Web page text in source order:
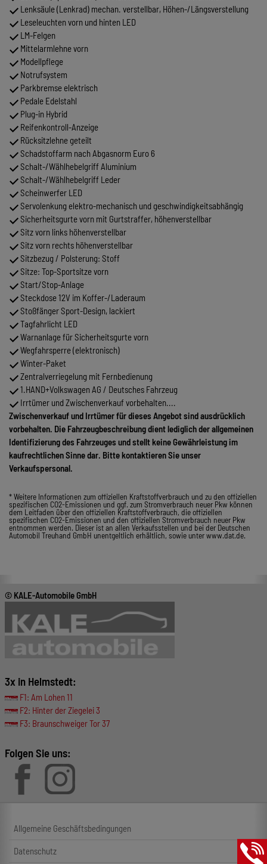
Lenksäule (Lenkrad) mechan. verstellbar, Höhen-/Längsverstellung
Leseleuchten vorn und hinten LED
LM-Felgen
Mittelarmlehne vorn
Modellpflege
Notrufsystem
Parkbremse elektrisch
Pedale Edelstahl
Plug-in Hybrid
Reifenkontroll-Anzeige
Rücksitzlehne geteilt
Schadstoffarm nach Abgasnorm Euro 6
Schalt-/Wählhebelgriff Aluminium
Schalt-/Wählhebelgriff Leder
Scheinwerfer LED
Servolenkung elektro-mechanisch und geschwindigkeitsabhängig
Sicherheitsgurte vorn mit Gurtstraffer, höhenverstellbar
Sitz vorn links höhenverstellbar
Sitz vorn rechts höhenverstellbar
Sitzbezug / Polsterung: Stoff
Sitze: Top-Sportsitze vorn
Start/Stop-Anlage
Steckdose 12V im Koffer-/Laderaum
Stoßfänger Sport-Design, lackiert
Tagfahrlicht LED
Warnanlage für Sicherheitsgurte vorn
Wegfahrsperre (elektronisch)
Winter-Paket
Zentralverriegelung mit Fernbedienung
1.HAND+Volkswagen AG / Deutsches Fahrzeug
Irrtümer und Zwischenverkauf vorbehalten....
Zwischenverkauf und Irrtümer für dieses Angebot sind ausdrücklich
vorbehalten. Die Fahrzeugbeschreibung dient lediglich der allgemeinen
Identifizierung des Fahrzeuges und stellt keine Gewährleistung im
kaufrechtlichen Sinne dar. Bitte kontaktieren Sie unser
Verkaufspersonal.
* Weitere Informationen zum offiziellen Kraftstoffverbrauch und zu den offiziellen
spezifischen CO2-Emissionen und ggf. zum Stromverbrauch neuer Pkw können
dem Leitfaden über den offiziellen Kraftstoffverbrauch, die offiziellen
spezifischen CO2-Emissionen und den offiziellen Stromverbrauch neuer Pkw
entnommen werden. Dieser ist an allen Verkaufsstellen und bei der Deutschen
Automobil Treuhand GmbH unentgeltlich erhältlich, sowie unter www.dat.de.
© KALE-Automobile GmbH
3x in Helmstedt:
F1: Am Lohen 11
F2: Hinter der Ziegelei 3
F3: Braunschweiger Tor 37
Folgen Sie uns:
Allgemeine Geschäftsbedingungen
Datenschutz